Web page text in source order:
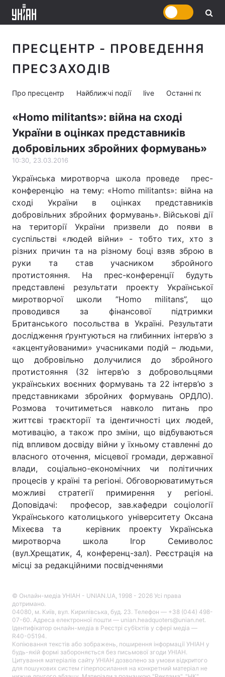
Головна Війна
Україна Політика
Економіка Світ
Спорт Наука
Зброя
Здоров'я Туризм
Цікавинки Погода
Екологія Регіони
ПРЕСЦЕНТР - ПРОВЕДЕННЯ
ПРЕСЗАХОДІВ
Про пресцентр Найближчі події live Останні події
«Homo militants»: війна на сході
України в оцінках представників
добровільних збройних формувань»
10:30, 23.03.2016
Українська миротворча школа проведе прес-
конференцію на тему: «Homo militants»: війна на
сході України в оцінках представників
добровільних збройних формувань». Військові дії
на території України призвели до появи в
суспільстві «людей війни» - тобто тих, хто з
різних причин та на різному боці взяв зброю в
руки та став учасником збройного
протистояння. На прес-конференції будуть
представлені результати проекту Української
миротворчої школи ”Homo militans”, що
проводився за фінансової підтримки
Британського посольства в Україні. Результати
дослідження ґрунтуються на глибинних інтерв’ю з
«акцентуйованими» учасниками подій – людьми,
що добровільно долучилися до збройного
протистояння (32 інтерв’ю з добровольцями
українських воєнних формувань та 22 інтерв’ю з
представниками збройних формувань ОРДЛО).
Розмова точитиметься навколо питань про
життєві траєкторії та ідентичності цих людей,
мотивацію, а також про зміни, що відбуваються
під впливом досвіду війни у їхньому ставленні до
власного оточення, місцевої громади, державної
влади, соціально-економічних чи політичних
процесів у країні та регіоні. Обговорюватимуться
можливі стратегії примирення у регіоні.
Доповідачі: професор, зав.кафедри соціології
Українського католицького університету Оксана
Міхеєва та керівник проекту Українська
миротворча школа Ігор Семиволос
(вул.Хрещатик, 4, конференц-зал). Реєстрація на
місці за редакційними посвідченнями
© Онлайн-медіа УНІАН - UNIAN.UA, 1998 - 2026 Усі права
дотримано.
04080, м. Київ, вул. Кирилівська, буд. 23. Телефон — +38 (044) 498-
07-60. Адреса електронної пошти — unian.headquoters@unian.net.
Ідентифікатор онлайн-медіа в Реєстрі суб’єктів у сфері медіа —
R40-05194.
Копіювання текстів або зображень, поширення інформації УНІАН у
будь-якій формі забороняється без письмової згоди УНІАН.
Цитування матеріалів сайту УНІАН дозволено за умови відкритого
для пошукових систем гіперпосилання на конкретний матеріал не